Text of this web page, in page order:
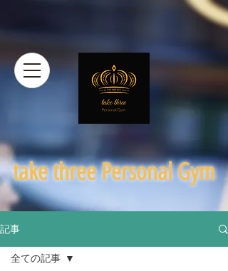
​take three Personal Gym
記事
全ての記事